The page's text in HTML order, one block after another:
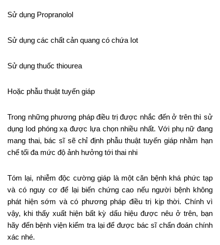
Sử dụng Propranolol
Sử dụng các chất cản quang có chứa Iot
Sử dụng thuốc thiourea
Hoặc phẫu thuật tuyến giáp
Trong những phương pháp điều trị được nhắc đến ở trên thì sử
dụng Iod phóng xạ được lựa chọn nhiều nhất. Với phụ nữ đang
mang thai, bác sĩ sẽ chỉ định phẫu thuật tuyến giáp nhằm hạn
chế tối đa mức độ ảnh hưởng tới thai nhi
Tóm lại, nhiễm độc cường giáp là một căn bệnh khá phức tạp
và có nguy cơ để lại biến chứng cao nếu người bệnh không
phát hiện sớm và có phương pháp điều trị kịp thời. Chính vì
vậy, khi thấy xuất hiện bất kỳ dấu hiệu được nêu ở trên, bạn
hãy đến bệnh viện kiểm tra lại để được bác sĩ chẩn đoán chính
xác nhé.